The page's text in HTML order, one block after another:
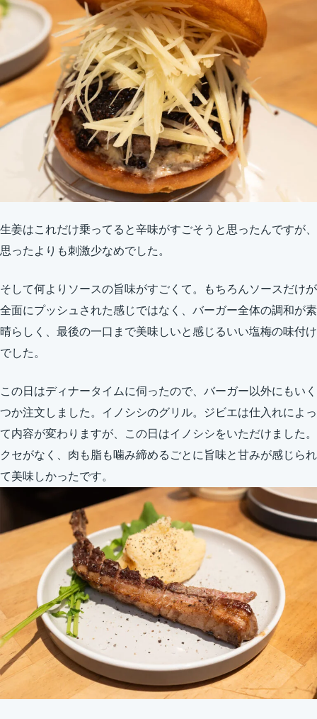
生姜はこれだけ乗ってると辛味がすごそうと思ったんですが、
思ったよりも刺激少なめでした。
そして何よりソースの旨味がすごくて。もちろんソースだけが
全面にプッシュされた感じではなく、バーガー全体の調和が素
晴らしく、最後の一口まで美味しいと感じるいい塩梅の味付け
でした。
この日はディナータイムに伺ったので、バーガー以外にもいく
つか注文しました。イノシシのグリル。ジビエは仕入れによっ
て内容が変わりますが、この日はイノシシをいただけました。
クセがなく、肉も脂も噛み締めるごとに旨味と甘みが感じられ
て美味しかったです。